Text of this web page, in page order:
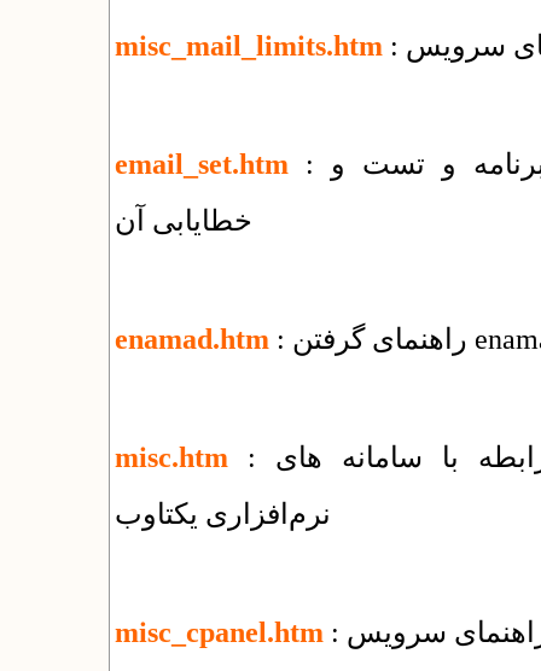
misc_mail_limits.htm
email_set.htm : راهنمای روش های ارسال ایمیل توسط برنامه و تست و
خطایابی آن
enamad.htm
misc.htm : فهرست مقالات و راهنماهای متنوع در رابطه با سامانه های
نرم‌افزاری یکتاوب
misc_cpanel.htm